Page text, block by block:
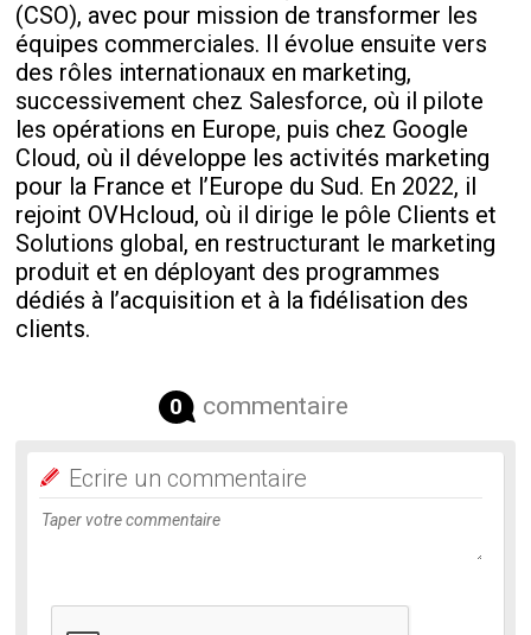
(CSO), avec pour mission de transformer les
équipes commerciales. Il évolue ensuite vers
des rôles internationaux en marketing,
successivement chez Salesforce, où il pilote
les opérations en Europe, puis chez Google
Cloud, où il développe les activités marketing
pour la France et l’Europe du Sud. En 2022, il
rejoint OVHcloud, où il dirige le pôle Clients et
Solutions global, en restructurant le marketing
produit et en déployant des programmes
dédiés à l’acquisition et à la fidélisation des
clients.
0 commentaire
Ecrire un commentaire